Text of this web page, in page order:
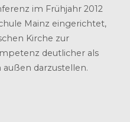
im Frühjahr 2012
Mainz eingerichtet,
Kirche zur
deutlicher als
darzustellen.